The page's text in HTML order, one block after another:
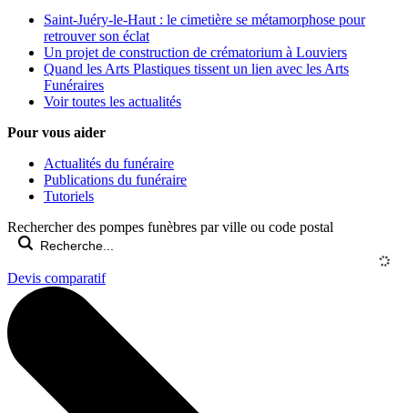
Saint-Juéry-le-Haut : le cimetière se métamorphose pour
retrouver son éclat
Un projet de construction de crématorium à Louviers
Quand les Arts Plastiques tissent un lien avec les Arts
Funéraires
Voir toutes les actualités
Pour vous aider
Actualités du funéraire
Publications du funéraire
Tutoriels
Rechercher des pompes funèbres par ville ou code postal
Devis comparatif